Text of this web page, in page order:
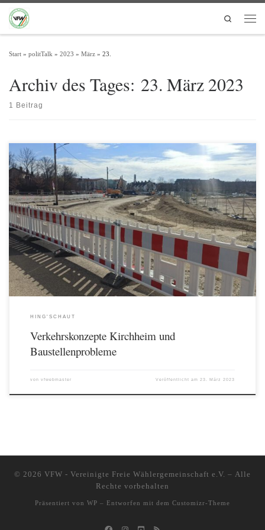
Zum Inhalt springen
Search
Start » politTalk » 2023 » März » 23.
Archiv des Tages: 23. März 2023
1 Beitrag
Die VFW klärt auf. Wo: Ecke Heimstettner Straße – südlicher SchlehenringWann:
Samstag, 22. April 2023, ab 14:00 Uhr Es wird z.Z. viel gebaut in Kirchheim. Das
betrifft auch den Straßenbau. Dies führt zu Behinderungen beim Straßenverkehr,
was normal ist bei dergleichen Maßnahmen. Aber muss das in dem Umfang sein,
wie […]
HING'SCHAUT
Verkehrskonzepte Kirchheim und
Baustellenprobleme
von vfwebmaster Veröffentlicht am23. März 2023
© 2026 VFW - Vereinigte Freie Wählergemeinschaft e.V. – Alle
Rechte vorbehalten
Präsentiert von WP – Entworfen mit dem Customizr-Theme